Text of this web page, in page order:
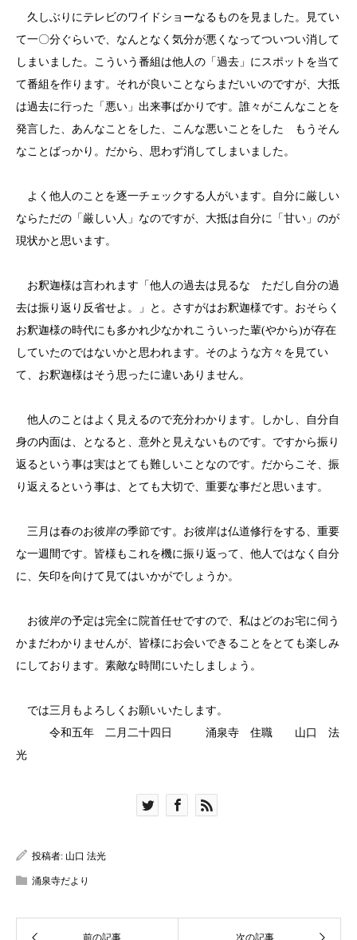
久しぶりにテレビのワイドショーなるものを見ました。見てい
て一〇分ぐらいで、なんとなく気分が悪くなってついつい消して
しまいました。こういう番組は他人の「過去」にスポットを当て
て番組を作ります。それが良いことならまだいいのですが、大抵
は過去に行った「悪い」出来事ばかりです。誰々がこんなことを
発言した、あんなことをした、こんな悪いことをした もうそん
なことばっかり。だから、思わず消してしまいました。
よく他人のことを逐一チェックする人がいます。自分に厳しい
ならただの「厳しい人」なのですが、大抵は自分に「甘い」のが
現状かと思います。
お釈迦様は言われます「他人の過去は見るな ただし自分の過
去は振り返り反省せよ。」と。さすがはお釈迦様です。おそらく
お釈迦様の時代にも多かれ少なかれこういった輩(やから)が存在
していたのではないかと思われます。そのような方々を見てい
て、お釈迦様はそう思ったに違いありません。
他人のことはよく見えるので充分わかります。しかし、自分自
身の内面は、となると、意外と見えないものです。ですから振り
返るという事は実はとても難しいことなのです。だからこそ、振
り返えるという事は、とても大切で、重要な事だと思います。
三月は春のお彼岸の季節です。お彼岸は仏道修行をする、重要
な一週間です。皆様もこれを機に振り返って、他人ではなく自分
に、矢印を向けて見てはいかがでしょうか。
お彼岸の予定は完全に院首任せですので、私はどのお宅に伺う
かまだわかりませんが、皆様にお会いできることをとても楽しみ
にしております。素敵な時間にいたしましょう。
では三月もよろしくお願いいたします。
令和五年 二月二十四日 涌泉寺 住職 山口 法
光
投稿者: 山口 法光
涌泉寺だより